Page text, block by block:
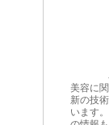
美容に
新の技
います